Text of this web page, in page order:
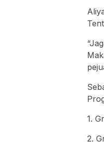
1.
2.